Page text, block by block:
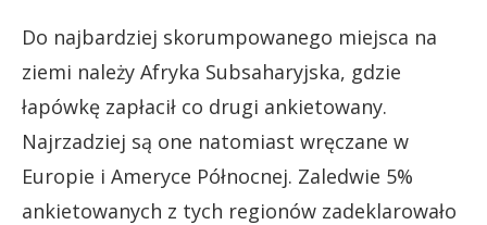
Do najbardziej skorumpowanego miejsca na
ziemi należy Afryka Subsaharyjska, gdzie
łapówkę zapłacił co drugi ankietowany.
Najrzadziej są one natomiast wręczane w
Europie i Ameryce Północnej. Zaledwie 5%
ankietowanych z tych regionów zadeklarowało